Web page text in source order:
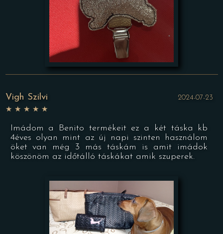
2024-07-23
Vigh Szilvi
★
★
★
★
★
Imádom a Benito termékeit ez a két táska kb
4éves olyan mint az új napi szinten használom
öket van még 3 más táskám is amit imádok
köszönöm az időtálló táskákat amik szuperek.